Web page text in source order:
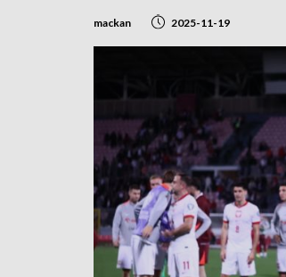
mackan 2025-11-19